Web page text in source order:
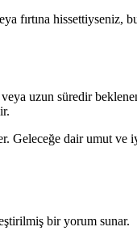
hissettiyseniz,
uzun süredir
Geleceğe dair umut ve
bir yorum sunar.